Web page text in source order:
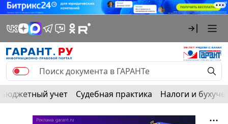
Бюджетный учет Судебная практика Налоги и